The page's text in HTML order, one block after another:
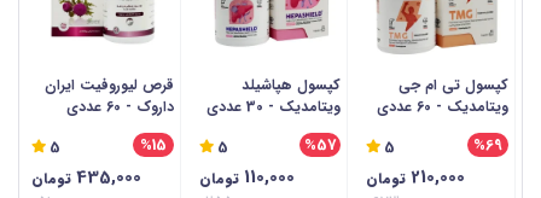
کپسول تی ام جی
ویتامدیک - 60 عددی
5 %69
210,000 تومان
کپسول هپاشیلد
ویتامدیک - 30 عددی
5 %57
110,000 تومان
قرص لیوروفیت ایران
داروک - 60 عددی
5 %15
435,000 تومان